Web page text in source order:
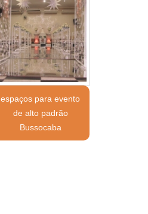
espaços para evento
de alto padrão
Bussocaba